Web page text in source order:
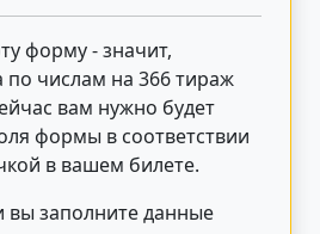
форму - значит,
по числам на 366 тираж
вам нужно будет
формы в соответствии
в вашем билете.
вы заполните данные